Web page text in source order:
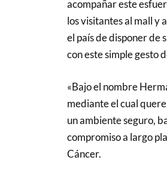
acompañar este
los visitantes al mall y
el país de disponer de
con este simple gesto
«Bajo el nombre
mediante el cual
un ambiente seguro,
compromiso a largo
Cáncer.